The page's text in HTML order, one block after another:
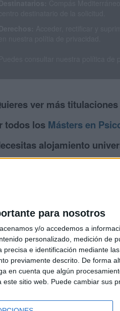
para nosotros
y/o accedemos a
personalizado, medición de
precisa e identificación mediante
previamente descrito. De forma
en cuenta que algún
este sitio web. Puede cambiar sus
ver más
todos los Másters en
alojamiento
de estudiantes y
© 2003-2026